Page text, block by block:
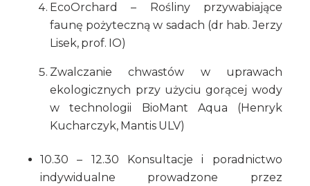
EcoOrchard – Rośliny przywabiające
faunę pożyteczną w sadach (dr hab. Jerzy
Lisek, prof. IO)
Zwalczanie chwastów w uprawach
ekologicznych przy użyciu gorącej wody
w technologii BioMant Aqua (Henryk
Kucharczyk, Mantis ULV)
10.30 – 12.30 Konsultacje i poradnictwo
indywidualne prowadzone przez